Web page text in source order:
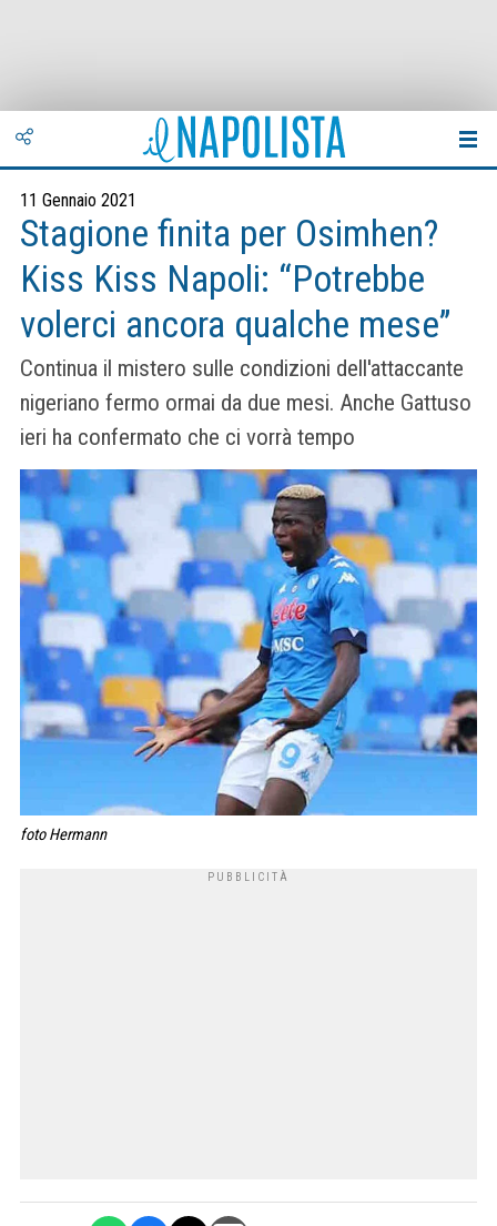
11 Gennaio 2021
Stagione finita per Osimhen?
Kiss Kiss Napoli: “Potrebbe
volerci ancora qualche mese”
Continua il mistero sulle condizioni dell'attaccante
nigeriano fermo ormai da due mesi. Anche Gattuso
ieri ha confermato che ci vorrà tempo
foto Hermann